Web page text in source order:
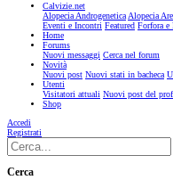
Calvizie.net
Alopecia AndrogeneticaAlopecia
Eventi e Incontri Featured Forfora e
Home
Forums
Nuovi messaggi Cerca nel forum
Novità
Nuovi post Nuovi stati in bacheca
Utenti
Visitatori attuali Nuovi post del
Shop
Accedi
Registrati
Cerca